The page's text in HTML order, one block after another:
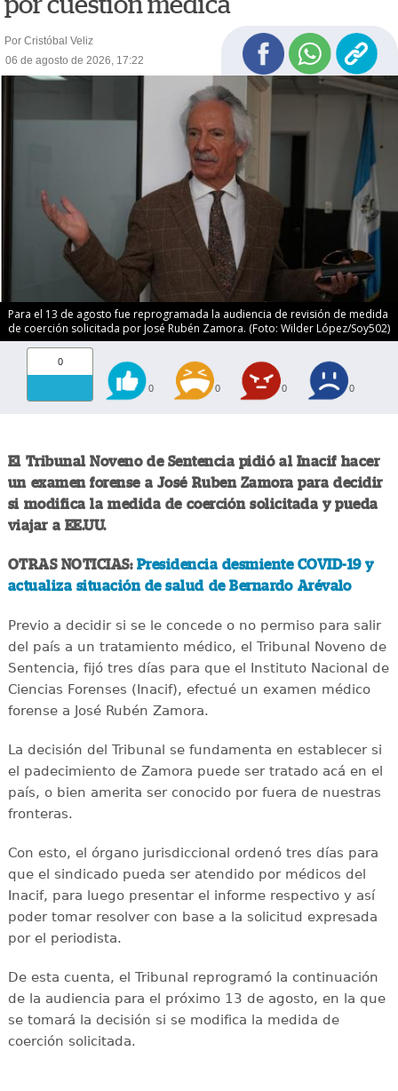
por cuestión médica
Por Cristóbal Veliz
06 de agosto de 2026, 17:22
Para el 13 de agosto fue reprogramada la audiencia de revisión de medida
de coerción solicitada por José Rubén Zamora. (Foto: Wilder López/Soy502)
0
0 0 0 0
El Tribunal Noveno de Sentencia pidió al Inacif hacer
un examen forense a José Ruben Zamora para decidir
si modifica la medida de coerción solicitada y pueda
viajar a EE.UU.
OTRAS NOTICIAS: Presidencia desmiente COVID-19 y
actualiza situación de salud de Bernardo Arévalo
Previo a decidir si se le concede o no permiso para salir
del país a un tratamiento médico, el Tribunal Noveno de
Sentencia, fijó tres días para que el Instituto Nacional de
Ciencias Forenses (Inacif), efectué un examen médico
forense a José Rubén Zamora.
La decisión del Tribunal se fundamenta en establecer si
el padecimiento de Zamora puede ser tratado acá en el
país, o bien amerita ser conocido por fuera de nuestras
fronteras.
Con esto, el órgano jurisdiccional ordenó tres días para
que el sindicado pueda ser atendido por médicos del
Inacif, para luego presentar el informe respectivo y así
poder tomar resolver con base a la solicitud expresada
por el periodista.
De esta cuenta, el Tribunal reprogramó la continuación
de la audiencia para el próximo 13 de agosto, en la que
se tomará la decisión si se modifica la medida de
coerción solicitada.